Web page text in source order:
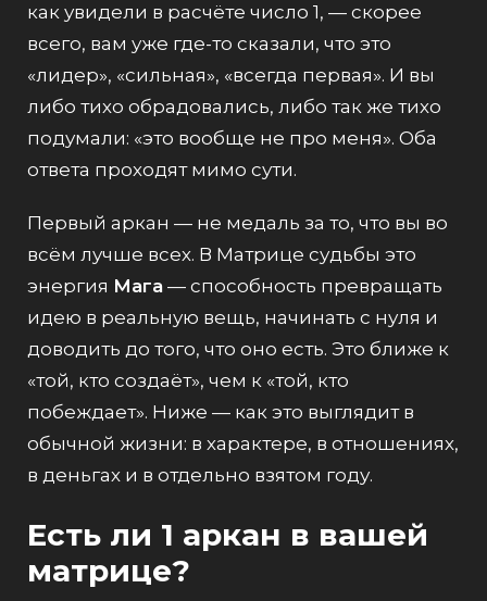
как увидели в расчёте число 1, — скорее
всего, вам уже где-то сказали, что это
«лидер», «сильная», «всегда первая». И вы
либо тихо обрадовались, либо так же тихо
подумали: «это вообще не про меня». Оба
ответа проходят мимо сути.
Первый аркан — не медаль за то, что вы во
всём лучше всех. В Матрице судьбы это
энергия Мага — способность превращать
идею в реальную вещь, начинать с нуля и
доводить до того, что оно есть. Это ближе к
«той, кто создаёт», чем к «той, кто
побеждает». Ниже — как это выглядит в
обычной жизни: в характере, в отношениях,
в деньгах и в отдельно взятом году.
Есть ли 1 аркан в вашей
матрице?